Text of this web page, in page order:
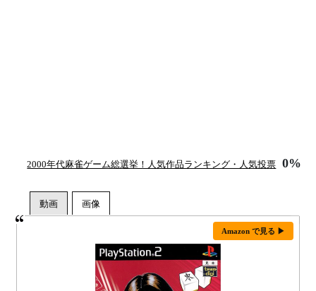
2000年代麻雀ゲーム総選挙！人気作品ランキング・人気投票 0%
Amazon で見る ▶